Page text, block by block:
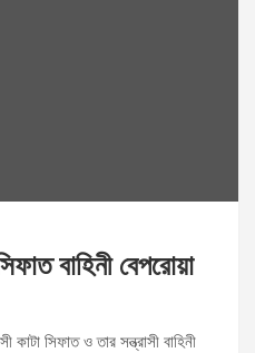
বাহিনী বেপরোয়া
কাটা সিফাত ও তার সন্ত্রাসী বাহিনী